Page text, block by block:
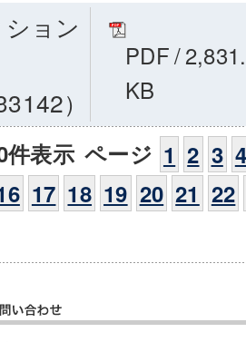
ョン
）
PDF/
KB
件表示 ページ 1 2 3
17 18 19 20 21 22